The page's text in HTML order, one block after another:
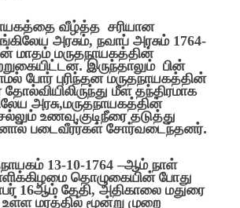
வீழ்த்த சரியான
அரசும்,நவாப் அரசும் 1764-
மருதநாயகத்தின்
இருந்தாலும் பின்
போர் புரிந்தன மருதநாயகத்தின்
மீள தந்திரமாக
அரசு,மருதநாயகத்தின்
உணவு,குடிநீரை தடுத்து
படைவீரர்கள் சோர்வடைந்தனர்.
13-10-1764 –ஆம் நாள்
தொழுகையின் போது
16ஆம் தேதி,அதிகாலை மதுரை
உள்ள மரத்தில் மூன்று முறை